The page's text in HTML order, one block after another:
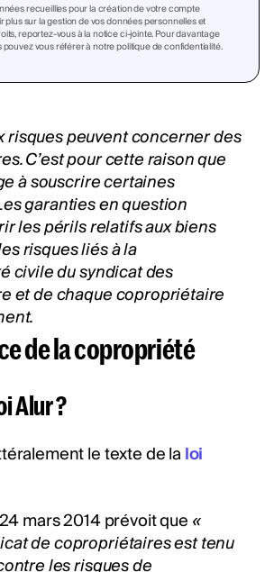
recueillies pour la création de votre compte
plus sur la gestion de vos données personnelles et
reportez-vous à la notice ci-jointe. Pour davantage
pouvez vous référer à notre politique de confidentialité.
risques peuvent concerner des
C’est pour cette raison que
à souscrire certaines
garanties en question
les périls relatifs aux biens
risques liés à la
civile du syndicat des
et de chaque copropriétaire
de la copropriété
Alur ?
le texte de laloi
mars 2014 prévoit que«
de copropriétaires est tenu
les risques de